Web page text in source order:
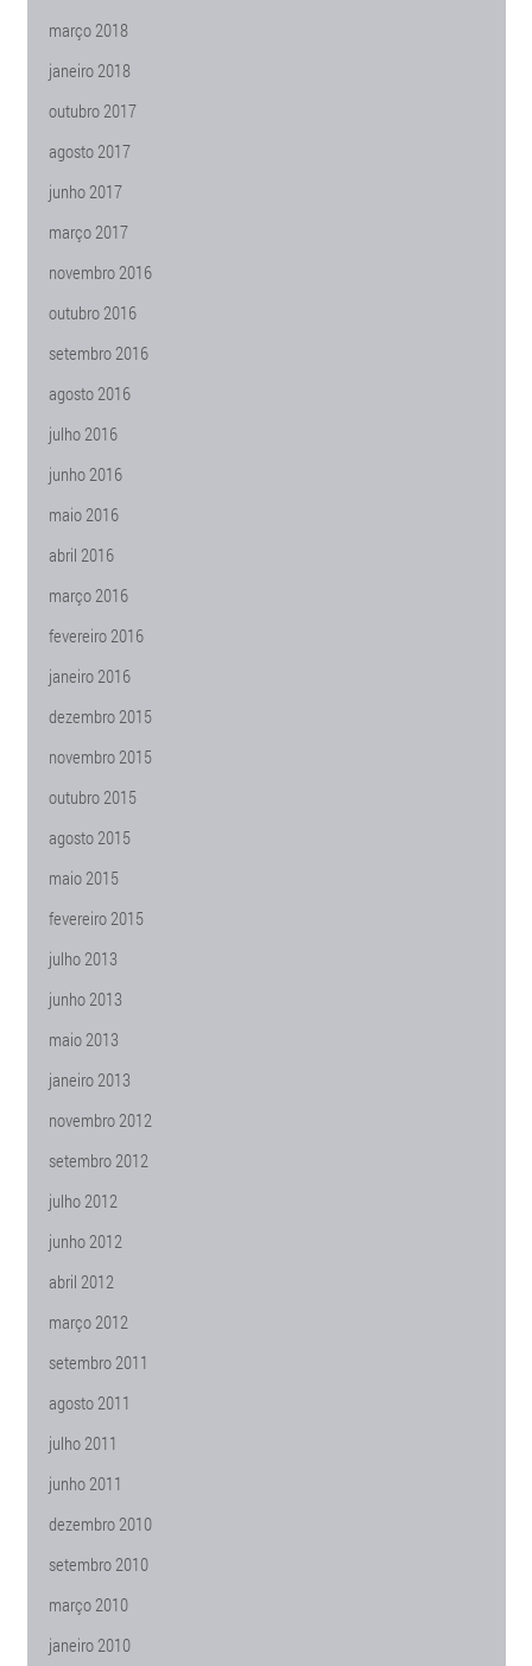
março 2018
janeiro 2018
outubro 2017
agosto 2017
junho 2017
março 2017
novembro 2016
outubro 2016
setembro 2016
agosto 2016
julho 2016
junho 2016
maio 2016
abril 2016
março 2016
fevereiro 2016
janeiro 2016
dezembro 2015
novembro 2015
outubro 2015
agosto 2015
maio 2015
fevereiro 2015
julho 2013
junho 2013
maio 2013
janeiro 2013
novembro 2012
setembro 2012
julho 2012
junho 2012
abril 2012
março 2012
setembro 2011
agosto 2011
julho 2011
junho 2011
dezembro 2010
setembro 2010
março 2010
janeiro 2010